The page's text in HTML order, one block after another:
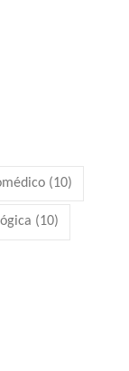
(10)
(10)